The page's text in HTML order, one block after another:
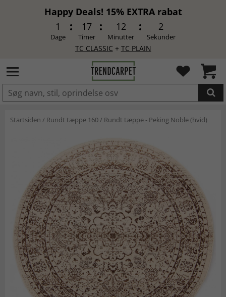
Happy Deals! 15% EXTRA rabat
1
Dage
17
Timer
12
Minutter
1
Sekunder
TC CLASSIC + TC PLAIN
LAGT I INDKØBSKURVEN.
Startsiden / Rundt tæppe 160/ Rundt tæppe - Peking Noble (hvid)